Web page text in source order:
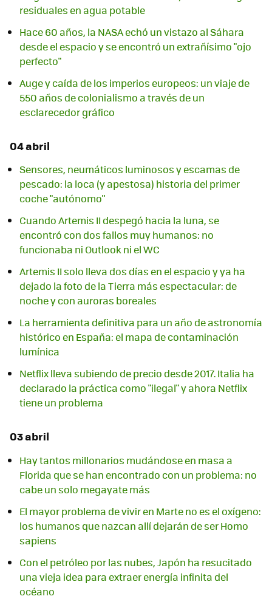
residuales en agua potable
Hace 60 años, la NASA echó un vistazo al Sáhara
desde el espacio y se encontró un extrañísimo "ojo
perfecto"
Auge y caída de los imperios europeos: un viaje de
550 años de colonialismo a través de un
esclarecedor gráfico
04 abril
Sensores, neumáticos luminosos y escamas de
pescado: la loca (y apestosa) historia del primer
coche "autónomo"
Cuando Artemis II despegó hacia la luna, se
encontró con dos fallos muy humanos: no
funcionaba ni Outlook ni el WC
Artemis II solo lleva dos días en el espacio y ya ha
dejado la foto de la Tierra más espectacular: de
noche y con auroras boreales
La herramienta definitiva para un año de astronomía
histórico en España: el mapa de contaminación
lumínica
Netflix lleva subiendo de precio desde 2017. Italia ha
declarado la práctica como "ilegal" y ahora Netflix
tiene un problema
03 abril
Hay tantos millonarios mudándose en masa a
Florida que se han encontrado con un problema: no
cabe un solo megayate más
El mayor problema de vivir en Marte no es el oxígeno:
los humanos que nazcan allí dejarán de ser Homo
sapiens
Con el petróleo por las nubes, Japón ha resucitado
una vieja idea para extraer energía infinita del
océano